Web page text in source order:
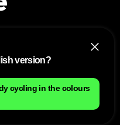
version?
cycling in the colours